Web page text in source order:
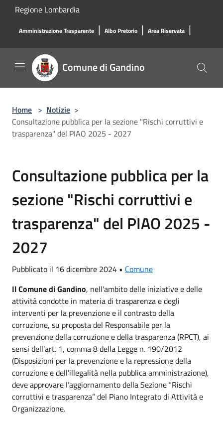
Salta al contenuto principale
Regione Lombardia
Amministrazione Trasparente | Albo Pretorio | Area Riservata |
Comune di Gandino
Home > Notizie >
Consultazione pubblica per la sezione "Rischi corruttivi e
trasparenza" del PIAO 2025 - 2027
Consultazione pubblica per la
sezione "Rischi corruttivi e
trasparenza" del PIAO 2025 -
2027
Pubblicato il 16 dicembre 2024 • Comune
Il Comune di Gandino, nell'ambito delle iniziative e delle
attività condotte in materia di trasparenza e degli
interventi per la prevenzione e il contrasto della
corruzione, su proposta del Responsabile per la
prevenzione della corruzione e della trasparenza (RPCT), ai
sensi dell’art. 1, comma 8 della Legge n. 190/2012
(Disposizioni per la prevenzione e la repressione della
corruzione e dell'illegalità nella pubblica amministrazione),
deve approvare l’aggiornamento della Sezione “Rischi
corruttivi e trasparenza” del Piano Integrato di Attività e
Organizzazione.